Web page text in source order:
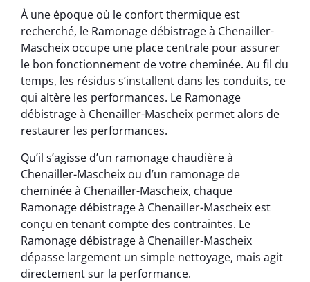
À une époque où le confort thermique est
recherché, le Ramonage débistrage à Chenailler-
Mascheix occupe une place centrale pour assurer
le bon fonctionnement de votre cheminée. Au fil du
temps, les résidus s’installent dans les conduits, ce
qui altère les performances. Le Ramonage
débistrage à Chenailler-Mascheix permet alors de
restaurer les performances.
Qu’il s’agisse d’un ramonage chaudière à
Chenailler-Mascheix ou d’un ramonage de
cheminée à Chenailler-Mascheix, chaque
Ramonage débistrage à Chenailler-Mascheix est
conçu en tenant compte des contraintes. Le
Ramonage débistrage à Chenailler-Mascheix
dépasse largement un simple nettoyage, mais agit
directement sur la performance.